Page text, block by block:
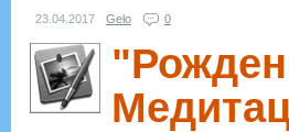
23.04.2017 Gelo 0